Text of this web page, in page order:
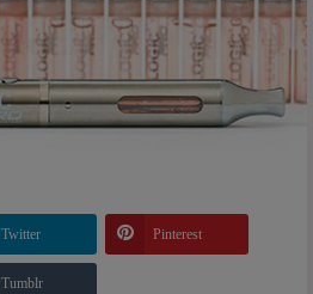
Twitter Pinterest
Tumblr